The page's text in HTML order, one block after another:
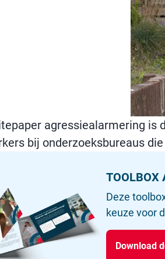
agressiealarmering is
bij onderzoeksbureaus
TOOLBOX
Deze
keuze voor
Download